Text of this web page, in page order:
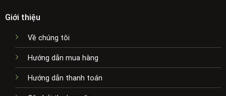
Giới thiệu
Về chúng tôi
Hướng dẫn mua hàng
Hướng dẫn thanh toán